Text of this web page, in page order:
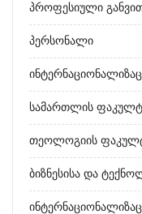
Პროფესიული
Პერსონალი
Სამართლის
Თეოლოგიის
Ბიზნესისა Და